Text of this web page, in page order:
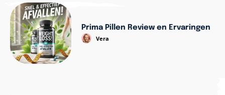
Prima Pillen Review en Ervaringen
Vera